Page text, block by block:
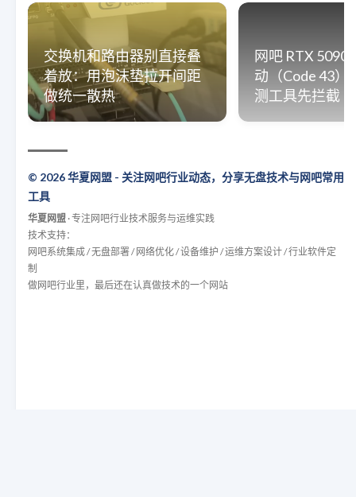
交换机和路由器别直接叠
着放：用泡沫垫拉开间距
做统一散热
网吧 RTX 5090
动（Code 43）
测工具先拦截
© 2026 华夏网盟 - 关注网吧行业动态，分享无盘技术与网吧常用
工具
华夏网盟 · 专注网吧行业技术服务与运维实践
技术支持：
网吧系统集成 / 无盘部署 / 网络优化 / 设备维护 / 运维方案设计 / 行业软件定
制
做网吧行业里，最后还在认真做技术的一个网站